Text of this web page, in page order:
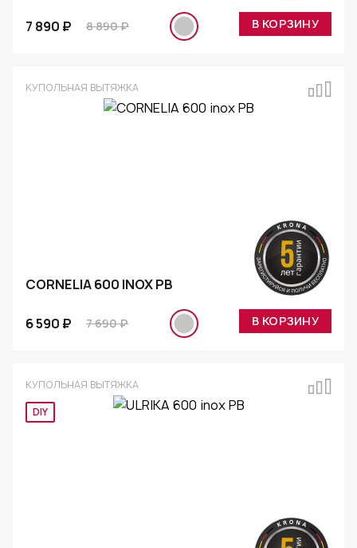
7 890 ₽ 8 890 ₽ В КОРЗИНУ
КУПОЛЬНАЯ ВЫТЯЖКА
CORNELIA 600 INOX PB
6 590 ₽ 7 690 ₽ В КОРЗИНУ
КУПОЛЬНАЯ ВЫТЯЖКА
DIY